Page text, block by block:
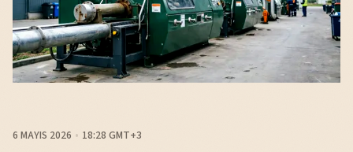
6 MAYIS 2026 18:28 GMT+3